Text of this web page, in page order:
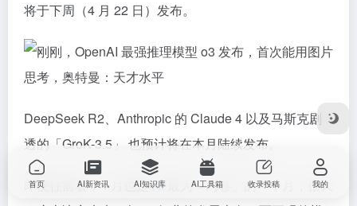
将于下周（4 月 22 日）发布。
DeepSeek R2、Anthropic 的 Claude 4 以及马斯克剧
透的「GroK-3.5」 也预计将在本月陆续发布。
即便往前看，4 月也是 AI 最为「内卷」的一个月，很大
首页 AI新资讯 AI知识库 AI工具箱 收录投稿 我的